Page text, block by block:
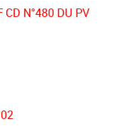
CD N°480 DU PV